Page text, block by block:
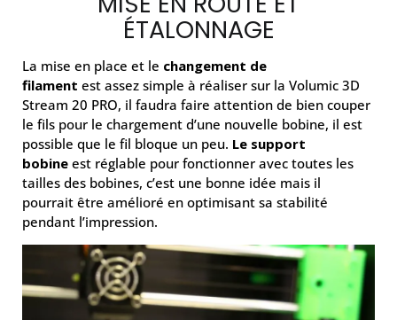
ÉTALONNAGE
La mise en place et le changement de
filament est assez simple à réaliser sur la Volumic 3D
Stream 20 PRO, il faudra faire attention de bien couper
le fils pour le chargement d’une nouvelle bobine, il est
possible que le fil bloque un peu. Le support
bobine est réglable pour fonctionner avec toutes les
tailles des bobines, c’est une bonne idée mais il
pourrait être amélioré en optimisant sa stabilité
pendant l’impression.